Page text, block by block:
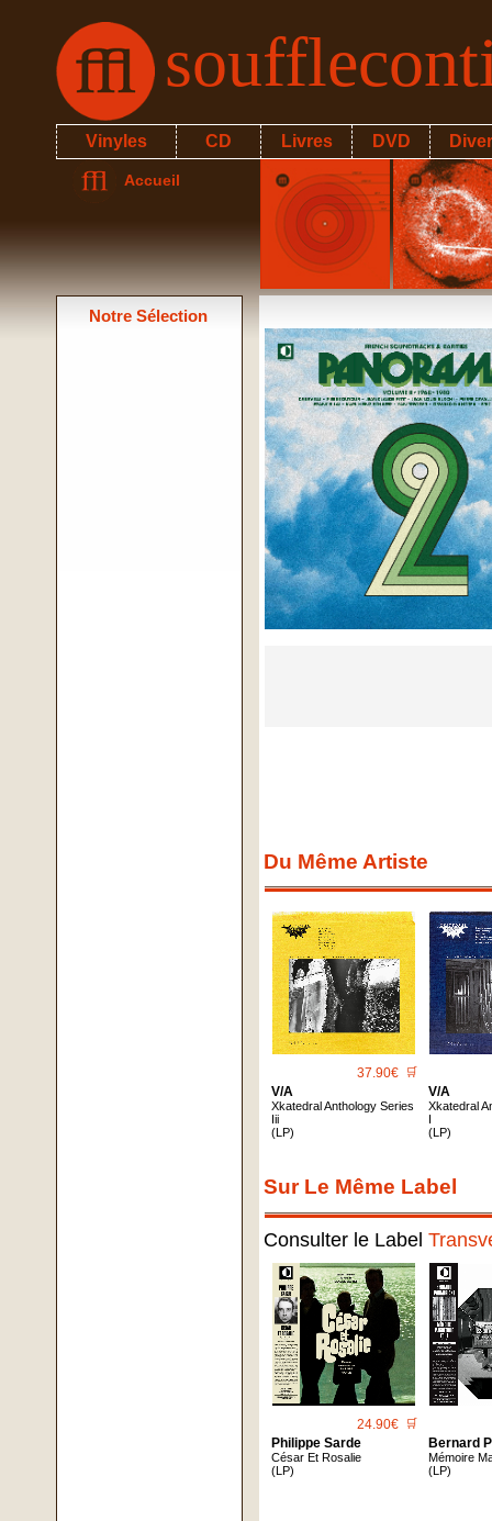
Vinyles CD Livres DVD
Accueil
Notre Sélection
Du Même Artiste
37.90€ 🛒
V/A
Xkatedral Anthology Series
Iii
(LP)
V/A
Xkatedral
(LP)
Sur Le Même Label
Consulter le Label
24.90€ 🛒
Philippe Sarde
César Et Rosalie
(LP)
Bernard
Mémoire
(LP)